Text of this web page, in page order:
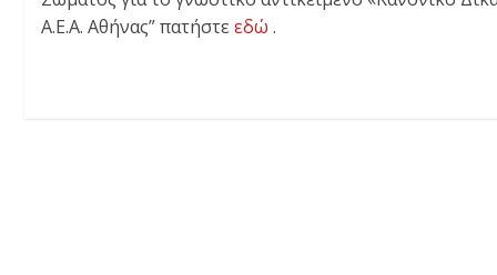
Α.Ε.Α. Αθήνας” πατήστεεδώ .